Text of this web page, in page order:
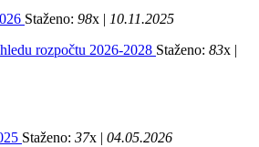
Staženo: 98x | 10.11.2025
rozpočtu 2026-2028 Staženo: 83x |
Staženo: 37x | 04.05.2026